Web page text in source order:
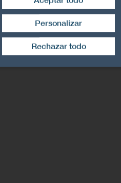
Rechazar todo
Retirar el consentimiento
Personalizar